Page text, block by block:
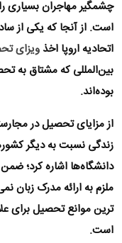
چشمگیر مهاجران بسیاری
است. از آنجا که یکی از
اتحادیه اروپا اخذ ویزای
بین‌المللی که مشتاق به
بوده‌اند.
از مزایایتحصیل در
زندگی نسبت به دیگر
دانشگاه‌ها اشاره کرد؛
ملزم به ارائه مدرک زبان
ترین موانع تحصیل برای
است.